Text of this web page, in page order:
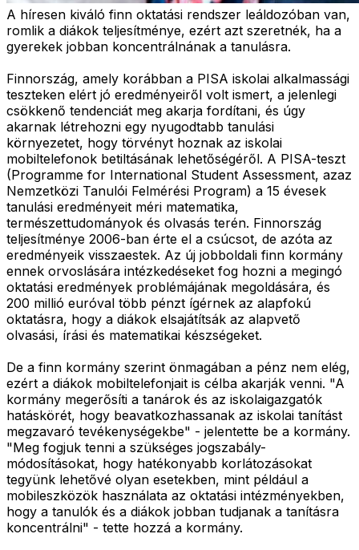
A híresen kiváló finn oktatási rendszer leáldozóban van,
romlik a diákok teljesítménye, ezért azt szeretnék, ha a
gyerekek jobban koncentrálnának a tanulásra.
Finnország, amely korábban a PISA iskolai alkalmassági
teszteken elért jó eredményeiről volt ismert, a jelenlegi
csökkenő tendenciát meg akarja fordítani, és úgy
akarnak létrehozni egy nyugodtabb tanulási
környezetet, hogy törvényt hoznak az iskolai
mobiltelefonok betiltásának lehetőségéről. A PISA-teszt
(Programme for International Student Assessment, azaz
Nemzetközi Tanulói Felmérési Program) a 15 évesek
tanulási eredményeit méri matematika,
természettudományok és olvasás terén. Finnország
teljesítménye 2006-ban érte el a csúcsot, de azóta az
eredményeik visszaestek. Az új jobboldali finn kormány
ennek orvoslására intézkedéseket fog hozni a megingó
oktatási eredmények problémájának megoldására, és
200 millió euróval több pénzt ígérnek az alapfokú
oktatásra, hogy a diákok elsajátítsák az alapvető
olvasási, írási és matematikai készségeket.
De a finn kormány szerint önmagában a pénz nem elég,
ezért a diákok mobiltelefonjait is célba akarják venni. "A
kormány megerősíti a tanárok és az iskolaigazgatók
hatáskörét, hogy beavatkozhassanak az iskolai tanítást
megzavaró tevékenységekbe" - jelentette be a kormány.
"Meg fogjuk tenni a szükséges jogszabály-
módosításokat, hogy hatékonyabb korlátozásokat
tegyünk lehetővé olyan esetekben, mint például a
mobileszközök használata az oktatási intézményekben,
hogy a tanulók és a diákok jobban tudjanak a tanításra
koncentrálni" - tette hozzá a kormány.